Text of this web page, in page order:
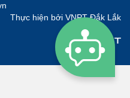
Thực hiện bởi VNPT Đắk Lắk